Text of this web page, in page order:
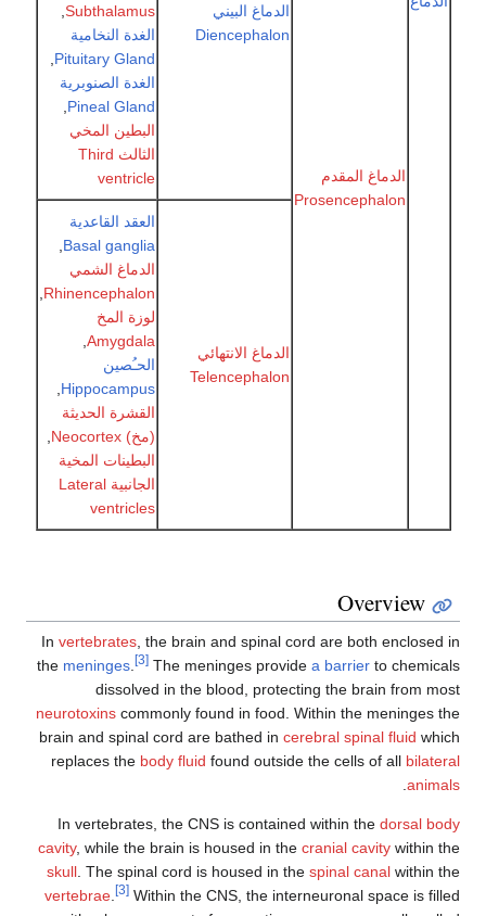
الدماغ المقدم
Prosencephalon
الدماغ البيني
Diencephalon
Subthalamus
,
الغدة النخامية
Pituitary Gland
,
الغدة الصنوبرية
Pineal Gland
,
البطين المخي
الثالث Third
الدماغ الانتهائي
Telencephalon
العقد القاعدية
Basal ganglia
,
الدماغ الشمي
Rhinencephalon
,
Amygdala
,
الحـُصين
Hippocampus
,
القشرة الحديثة
,
البطينات المخية
الجانبية Lateral
Invertebrates, the brain and spinal cord are both
themeninges. The meninges providea barrierto
dissolved in the blood, protecting the brain
neurotoxinscommonly found in food. Within the
brain and spinal cord are bathed incerebral spinal fluid
replaces the body fluidfound outside the cells of all
In vertebrates, the CNS is contained within the
cavity, while the brain is housed in thecranial cavity
skull. The spinal cord is housed in thespinal canal
vertebrae .
Within the CNS, the interneuronal space